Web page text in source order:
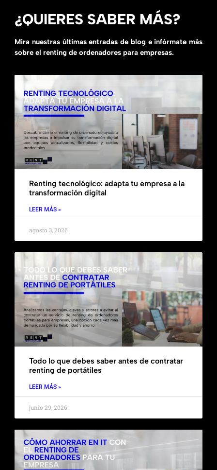
¿QUIERES SABER MÁS?
Mira nuestras últimas entradas de blog e infórmate más
sobre el renting de ordenadores para empresas.
Renting tecnológico: adapta tu empresa a la
transformación digital
LEER MÁS »
agosto 3, 2026
Todo lo que debes saber antes de contratar
renting de portátiles
LEER MÁS »
junio 29, 2026